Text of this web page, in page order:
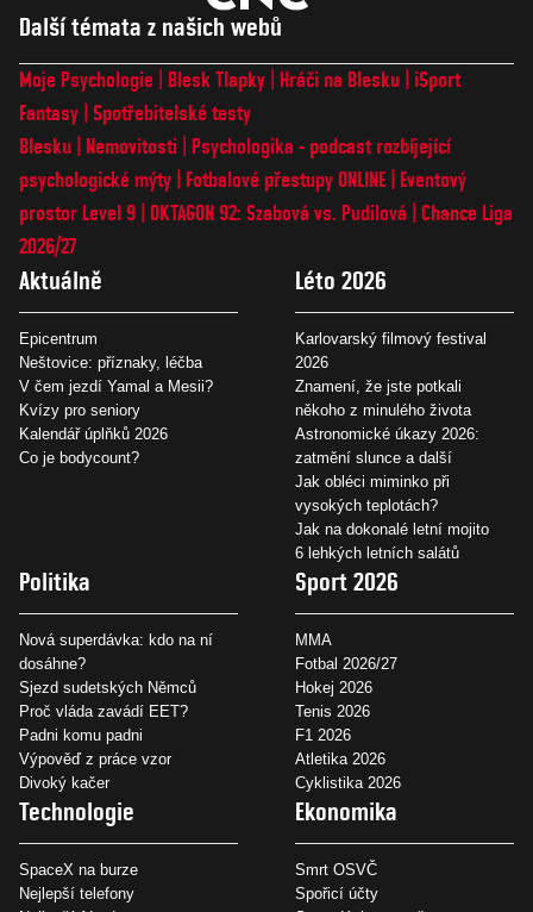
Další témata z našich webů
Moje Psychologie Blesk Tlapky Hráči na Blesku
iSport
Fantasy Spotřebitelské testy
Blesku
Nemovitosti
Psychologika - podcast rozbíjející
psychologické mýty
Fotbalové přestupy ONLINE
Eventový
prostor Level 9 OKTAGON 92: Szabová vs. Pudilová
Chance Liga
2026/27
Aktuálně
Epicentrum
Neštovice: příznaky, léčba
V čem jezdí Yamal a Mesii?
Kvízy pro seniory
Kalendář úplňků 2026
Co je bodycount?
Léto 2026
Karlovarský filmový festival
2026
Znamení, že jste potkali
někoho z minulého života
Astronomické úkazy 2026:
zatmění slunce a další
Jak obléci miminko při
vysokých teplotách?
Jak na dokonalé letní mojito
6 lehkých letních salátů
Politika
Nová superdávka: kdo na ní
dosáhne?
Sjezd sudetských Němců
Proč vláda zavádí EET?
Padni komu padni
Výpověď z práce vzor
Divoký kačer
Sport 2026
MMA
Fotbal 2026/27
Hokej 2026
Tenis 2026
F1 2026
Atletika 2026
Cyklistika 2026
Technologie
SpaceX na burze
Nejlepší telefony
Ekonomika
Smrt OSVČ
Spořicí účty